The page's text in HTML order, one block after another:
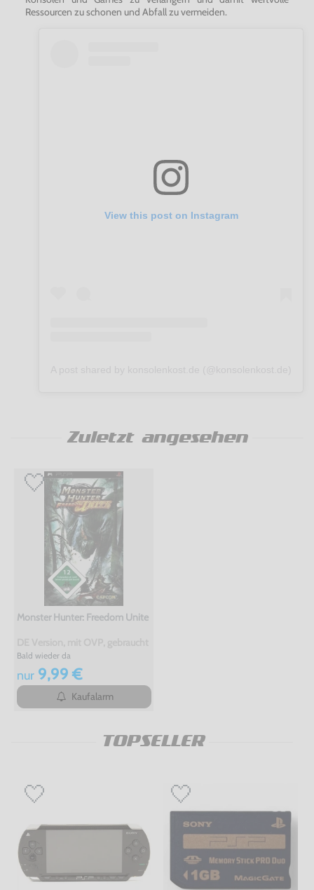
Ressourcen zu schonen und Abfall zu vermeiden.
View this post on Instagram
Zuletzt angesehen
Monster Hunter: Freedom Unite
Bald wieder da
nur9,99 €
Kaufalarm
TOPSELLER